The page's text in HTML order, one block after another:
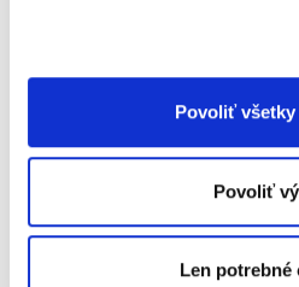
Povoliť všetky
Povoliť
Len potrebné
Na stiahnutie
Úryvok z publikácie